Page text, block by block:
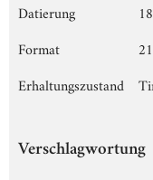
Datierung
Format
Erhaltungszustand
Verschlagwortung